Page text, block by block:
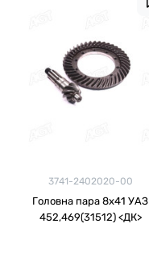
3741-2402020-00
Головна пара 8x41 УАЗ
452,469(31512) <ДК>